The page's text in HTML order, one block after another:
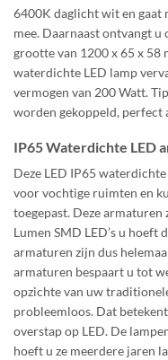
6400K daglicht wit en gaat
mee. Daarnaast ontvangt u
grootte van 1200 x 65 x 58
waterdichte LED lamp
vermogen van 200 Watt.
worden gekoppeld,
IP65 Waterdichte LED
Deze LED IP65
voor vochtige ruimten en
toegepast. Deze
Lumen SMD LED’s u hoeft
armaturen zijn dus
armaturen bespaart u tot
opzichte van uw
probleemloos. Dat
overstap op LED. De
hoeft u ze meerdere jaren